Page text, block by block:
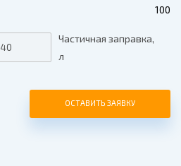
100
Частичная заправка,
л
ОСТАВИТЬ ЗАЯВКУ